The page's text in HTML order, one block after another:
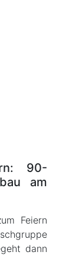
90-
am
Feiern
dann